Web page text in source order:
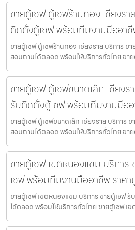
ขายตู้เซฟ ตู้เซฟร้านทอง เชียงร
ติดตั้งตู้เซฟ พร้อมทีมงานมืออา
ขายตู้เซฟ ตู้เซฟร้านทอง เชียงราย บริการ
สอบถามได้ตลอด พร้อมให้บริการทั่วไทย ขา
ขายตู้เซฟ ตู้เซฟขนาดเล็ก เชียง
รับติดตั้งตู้เซฟ พร้อมทีมงานมือ
ขายตู้เซฟ ตู้เซฟขนาดเล็ก เชียงราย บริการ
สอบถามได้ตลอด พร้อมให้บริการทั่วไทย ขา
ขายตู้เซฟ เขตหนองแขม บริกา
เซฟ พร้อมทีมงานมืออาชีพ ราค
ขายตู้เซฟ เขตหนองแขม บริการ ขายตู้เซฟ
ได้ตลอด พร้อมให้บริการทั่วไทย ขายตู้เซฟ เ